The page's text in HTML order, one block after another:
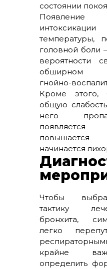
состоянии
температуры,
головной боли
вероятности
обширном
гнойно-
Кроме этого,
общую
него
начинается
Чтобы
тактику
бронхита,
легко
крайне
определить